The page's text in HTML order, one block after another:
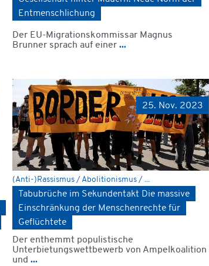
Entmenschlichung
Der EU-Migrationskommissar Magnus
Brunner sprach auf einer ...
25. Nov. 2023
(Anti-)Rassismus / Abolitionismus / ...
Tabubrüche im Sekundentakt Die massive
Einschränkung der Menschenrechte für
Geflüchtete
Der enthemmt populistische
Unterbietungswettbewerb von Ampelkoalition
und ...